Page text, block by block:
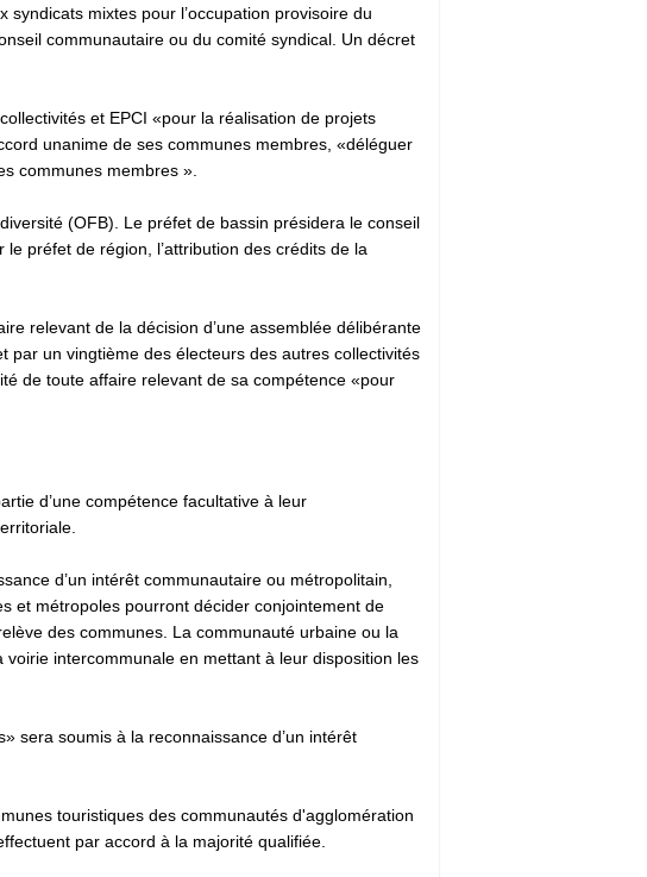
mixtes pour l’occupation provisoire du
communautaire ou du comité syndical. Un décret
et EPCI «pour la réalisation de projets
unanime de ses communes membres, «déléguer
communes membres ».
(OFB). Le préfet de bassin présidera le conseil
préfet de région, l’attribution des crédits de la
relevant de la décision d’une assemblée délibérante
par un vingtième des électeurs des autres collectivités
de toute affaire relevant de sa compétence «pour
d’une compétence facultative à leur
d’un intérêt communautaire ou métropolitain,
et métropoles pourront décider conjointement de
des communes. La communauté urbaine ou la
intercommunale en mettant à leur disposition les
sera soumis à la reconnaissance d’un intérêt
touristiques des communautés d'agglomération
par accord à la majorité qualifiée.